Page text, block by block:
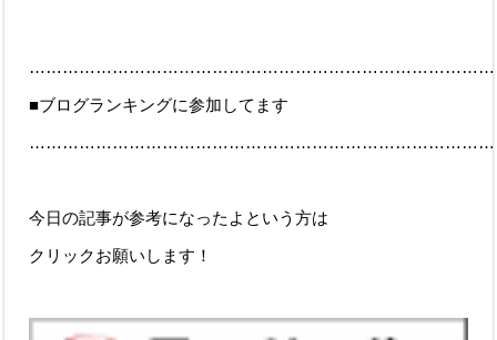
■ブログランキングに参加してます
今日の記事が参考になったよという方は
クリックお願いします！